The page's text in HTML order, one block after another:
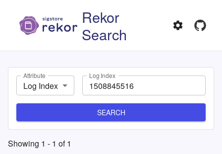
Rekor
Search
Attribute
Log Index
Log Index
SEARCH
Showing 1 - 1 of1